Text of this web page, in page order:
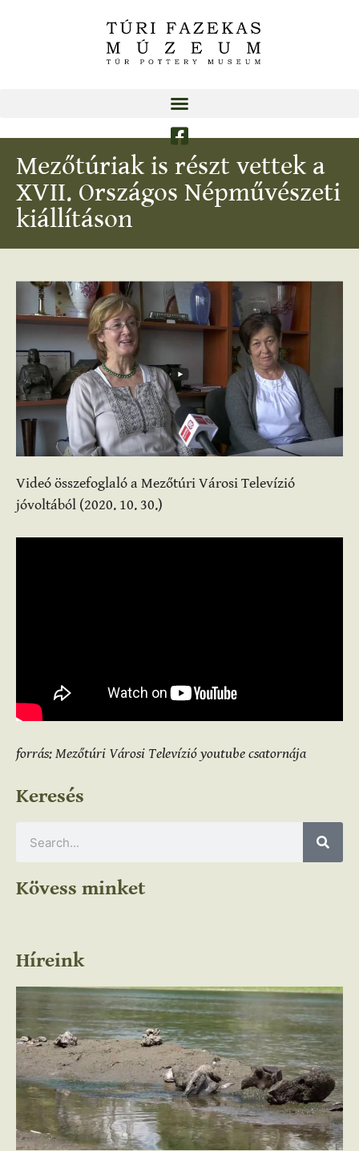
Mezőtúriak is részt vettek a
XVII. Országos Népművészeti
kiállításon
Videó összefoglaló a Mezőtúri Városi Televízió
jóvoltából (2020. 10. 30.)
forrás: Mezőtúri Városi Televízió youtube csatornája
Keresés
Kövess minket
Híreink